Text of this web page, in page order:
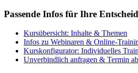
Passende Infos für Ihre
Kursübersicht: Inhalte & Themen
Infos zu Webinaren & Online-
Kurskonfigurator: Individuelles
Unverbindlich anfragen & Termin